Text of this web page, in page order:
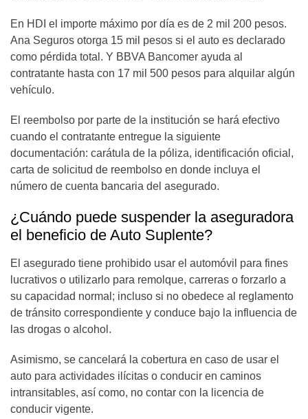
En HDI el importe máximo por día es de 2 mil 200 pesos.
Ana Seguros otorga 15 mil pesos si el auto es declarado
como pérdida total. Y BBVA Bancomer ayuda al
contratante hasta con 17 mil 500 pesos para alquilar algún
vehículo.
El reembolso por parte de la institución se hará efectivo
cuando el contratante entregue la siguiente
documentación: carátula de la póliza, identificación oficial,
carta de solicitud de reembolso en donde incluya el
número de cuenta bancaria del asegurado.
¿Cuándo puede suspender la aseguradora
el beneficio de Auto Suplente?
El asegurado tiene prohibido usar el automóvil para fines
lucrativos o utilizarlo para remolque, carreras o forzarlo a
su capacidad normal; incluso si no obedece al reglamento
de tránsito correspondiente y conduce bajo la influencia de
las drogas o alcohol.
Asimismo, se cancelará la cobertura en caso de usar el
auto para actividades ilícitas o conducir en caminos
intransitables, así como, no contar con la licencia de
conducir vigente.